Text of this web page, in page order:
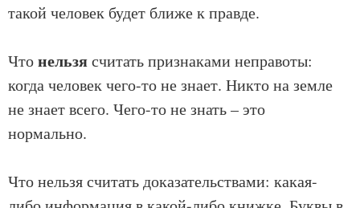
такой человек будет ближе к правде.
Чтонельзясчитать признаками неправоты:
когда человек чего-то не знает. Никто на земле
не знает всего. Чего-то не знать – это
нормально.
Что нельзя считать доказательствами: какая-